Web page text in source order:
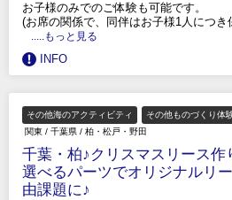
お子様のみでのご体験も可能です。
(お席の関係で、同伴はお子様1人につき
.....もっと見る
INFO
その他海のアクティビティ
その他ものづくり体
関東 / 千葉県 / 柏・松戸・野田
千葉・柏♪クリスマスリース作
選べるパーツでオリジナルリ
由課題に♪